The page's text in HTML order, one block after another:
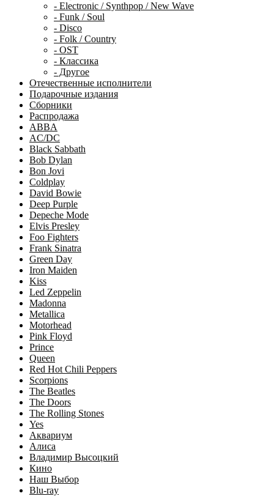
- Electronic / Synthpop / New Wave
- Funk / Soul
- Disco
- Folk / Country
- OST
- Классика
- Другое
Отечественные исполнители
Подарочные издания
Сборники
Распродажа
ABBA
AC/DC
Black Sabbath
Bob Dylan
Bon Jovi
Coldplay
David Bowie
Deep Purple
Depeche Mode
Elvis Presley
Foo Fighters
Frank Sinatra
Green Day
Iron Maiden
Kiss
Led Zeppelin
Madonna
Metallica
Motorhead
Pink Floyd
Prince
Queen
Red Hot Chili Peppers
Scorpions
The Beatles
The Doors
The Rolling Stones
Yes
Аквариум
Алиса
Владимир Высоцкий
Кино
Наш Выбор
Blu-ray